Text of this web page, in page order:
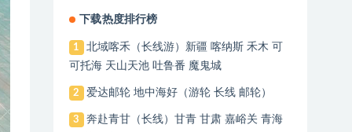
下载热度排行榜
1
北域喀禾（长线游）新疆 喀纳斯 禾木 可
可托海 天山天池 吐鲁番 魔鬼城
2 爱达邮轮 地中海好（游轮 长线 邮轮）
3
奔赴青甘（长线）甘青 甘肃 嘉峪关 青海